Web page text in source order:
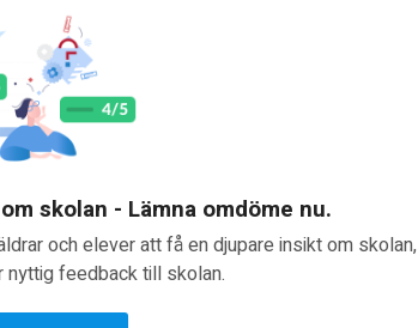
skolan - Lämna omdöme nu.
och elever att få en djupare insikt om skolan,
feedback till skolan.